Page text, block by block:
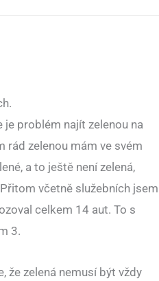
je problém najít zelenou na
rád zelenou mám ve svém
a to ještě není zelená,
včetně služebních jsem
celkem 14 aut. To s
3.
že zelená nemusí být vždy